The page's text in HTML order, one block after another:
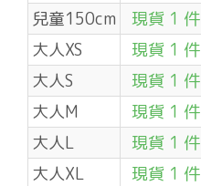
兒童150cm
現貨 1 件
大人XS
現貨 1 件
大人S
現貨 1 件
大人M
現貨 1 件
大人L
現貨 1 件
大人XL
現貨 1 件